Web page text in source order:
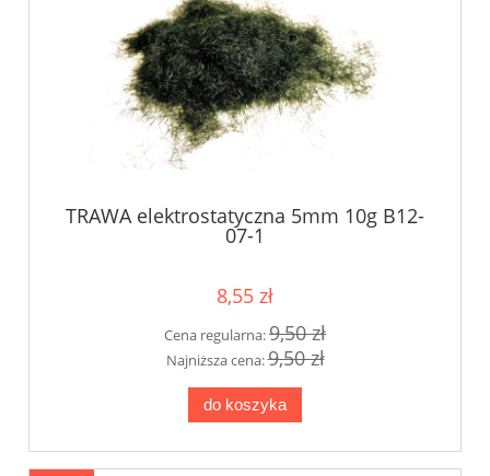
TRAWA elektrostatyczna 5mm 10g B12-
07-1
8,55 zł
Cena regularna:9,50 zł
Najniższa cena:9,50 zł
do koszyka